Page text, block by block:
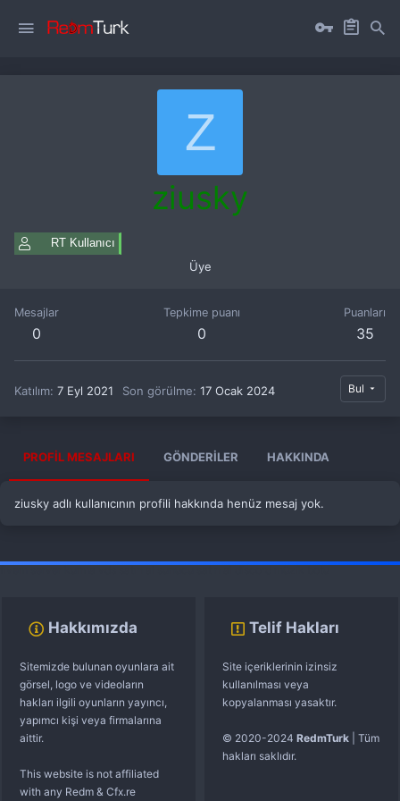
Z
ziusky
RT Kullanıcı
Üye
Mesajlar
0
Tepkime puanı
0
Puanları
35
Katılım 7 Eyl 2021 Son görülme 17 Ocak 2024 Bul
PROFIL MESAJLARI GÖNDERILER HAKKINDA
ziusky adlı kullanıcının profili hakkında henüz mesaj yok.
Hakkımızda
Sitemizde bulunan oyunlara ait
görsel, logo ve videoların
hakları ilgili oyunların yayıncı,
yapımcı kişi veya firmalarına
aittir.
This website is not affiliated
with any Redm & Cfx.re
Telif Hakları
Site içeriklerinin izinsiz
kullanılması veya
kopyalanması yasaktır.
© 2020-2024 RedmTurk | Tüm
hakları saklıdır.